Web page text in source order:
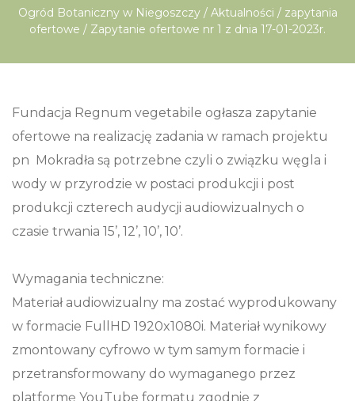
Ogród Botaniczny w Niegoszczy/ Aktualności / zapytania
ofertowe / Zapytanie ofertowe nr 1 z dnia 17-01-2023r.
Fundacja Regnum vegetabile ogłasza zapytanie
ofertowe na realizację zadania w ramach projektu
pn Mokradła są potrzebne czyli o związku węgla i
wody w przyrodzie w postaci produkcji i post
produkcji czterech audycji audiowizualnych o
czasie trwania 15’, 12’, 10’, 10’.
Wymagania techniczne:
Materiał audiowizualny ma zostać wyprodukowany
w formacie FullHD 1920x1080i. Materiał wynikowy
zmontowany cyfrowo w tym samym formacie i
przetransformowany do wymaganego przez
platformę YouTube formatu zgodnie z